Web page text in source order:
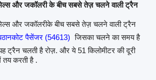
और जकॉलरी के बीच सबसे तेज़ चलने वाली ट्रैन
और जकॉलरीके बीच सबसे तेज़ चलने वाली ट्रैन
पैसेंजर (54613) जिसका चलने का समय है
ट्रैन चलती है रोज़. और ये 51 किलोमीटर की दूरी
करती है .